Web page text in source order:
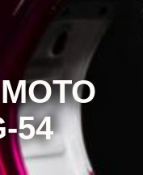
54